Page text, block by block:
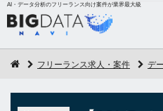
AI・データ分析のフリーランス向け案件が業界最大級
フリーランス求人・案件 デ